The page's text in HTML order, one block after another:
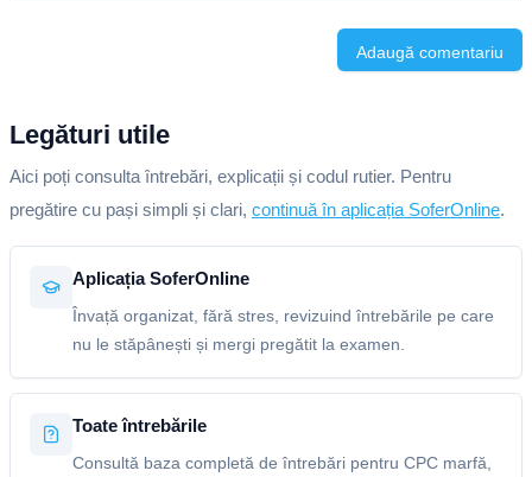
Adaugă comentariu
Legături utile
Aici poți consulta întrebări, explicații și codul rutier. Pentru
pregătire cu pași simpli și clari, continuă în aplicația SoferOnline.
Aplicația SoferOnline
Învață organizat, fără stres, revizuind întrebările pe care
nu le stăpânești și mergi pregătit la examen.
Toate întrebările
Consultă baza completă de întrebări pentru CPC marfă,